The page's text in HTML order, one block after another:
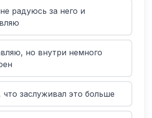
радуюсь за него и
но внутри немного
заслуживал это больше